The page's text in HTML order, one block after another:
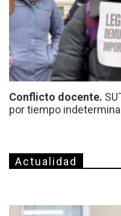
Conflicto docente.
por tiempo
Actualidad